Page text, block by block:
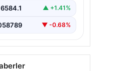
6584.1 ▲ +1.41%
▼ -0.68%